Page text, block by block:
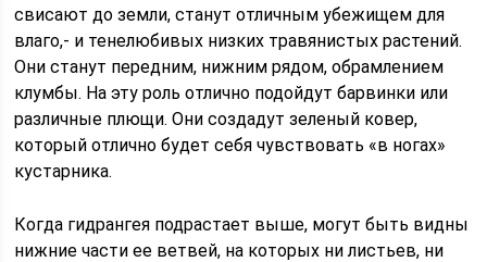
свисают до земли, станут отличным убежищем для
влаго,- и тенелюбивых низких травянистых растений.
Они станут передним, нижним рядом, обрамлением
клумбы. На эту роль отлично подойдут барвинки или
различные плющи. Они создадут зеленый ковер,
который отлично будет себя чувствовать «в ногах»
кустарника.
Когда гидрангея подрастает выше, могут быть видны
нижние части ее ветвей, на которых ни листьев, ни